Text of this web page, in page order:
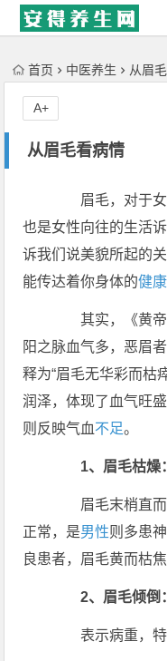
'); })();
首页 中医养生 从眉
从眉毛看病情
A+
眉毛，对于女
也是女性向往的生活
诉我们说美貌所起的
能传达着你身体的健康
其实，《黄帝
阳之脉血气多，恶眉
释为“眉毛无华彩而枯
润泽，体现了血气旺
则反映气血不足。
1、眉毛枯燥：
眉毛末梢直而
正常，是男性则多患
良患者，眉毛黄而枯
2、眉毛倾倒：
表示病重，特